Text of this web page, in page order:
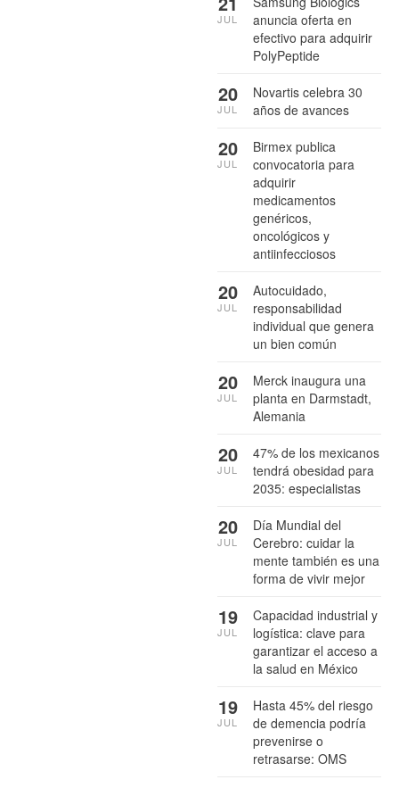
anuncia oferta en
efectivo para adquirir
PolyPeptide
JUL
Novartis celebra 30
años de avances
20
JUL
Birmex publica
convocatoria para
adquirir
medicamentos
genéricos,
oncológicos y
antiinfecciosos
20
JUL
Autocuidado,
responsabilidad
individual que genera
un bien común
20
JUL
Merck inaugura una
planta en Darmstadt,
Alemania
20
JUL
47% de los mexicanos
tendrá obesidad para
2035: especialistas
20
JUL
Día Mundial del
Cerebro: cuidar la
mente también es una
forma de vivir mejor
20
JUL
Capacidad industrial y
logística: clave para
garantizar el acceso a
la salud en México
19
JUL
Hasta 45% del riesgo
de demencia podría
prevenirse o
retrasarse: OMS
19
JUL